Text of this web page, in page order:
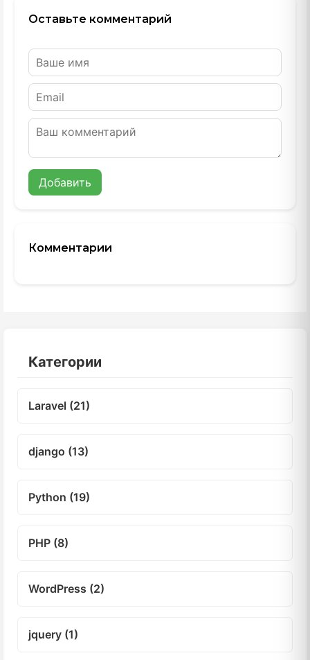
Оставьте комментарий
Добавить
Комментарии
Категории
Laravel (21)
django (13)
Python (19)
PHP (8)
WordPress (2)
jquery (1)